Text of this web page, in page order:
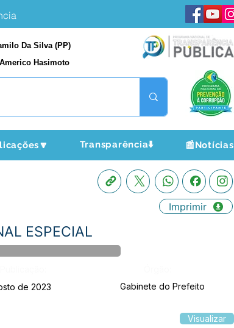
Da Silva (PP)
Hasimoto
Transparência⬇️ 📰Notícias
Imprimir
ESPECIAL
de 2023 Gabinete do Prefeito
Visualizar